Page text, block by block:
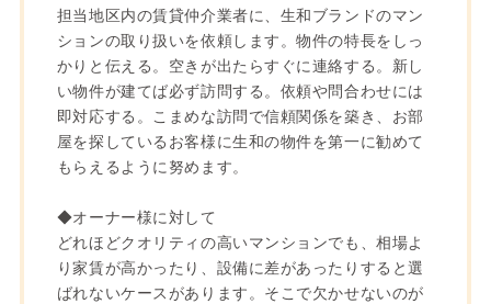
担当地区内の賃貸仲介業者に、生和ブランドのマン
ションの取り扱いを依頼します。物件の特長をしっ
かりと伝える。空きが出たらすぐに連絡する。新し
い物件が建てば必ず訪問する。依頼や問合わせには
即対応する。こまめな訪問で信頼関係を築き、お部
屋を探しているお客様に生和の物件を第一に勧めて
もらえるように努めます。
◆オーナー様に対して
どれほどクオリティの高いマンションでも、相場よ
り家賃が高かったり、設備に差があったりすると選
ばれないケースがあります。そこで欠かせないのが